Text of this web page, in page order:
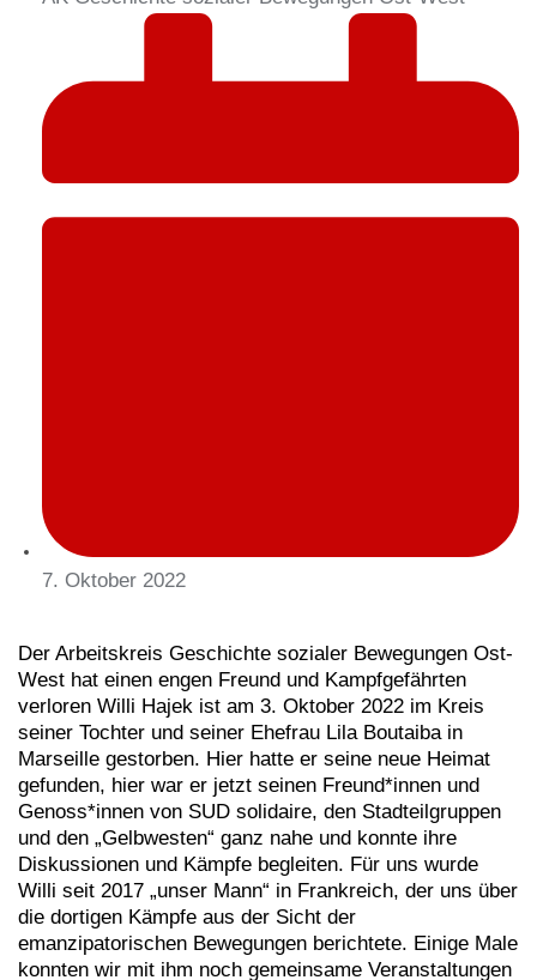
7. Oktober 2022
Der Arbeitskreis Geschichte sozialer Bewegungen Ost-
West hat einen engen Freund und Kampfgefährten
verloren Willi Hajek ist am 3. Oktober 2022 im Kreis
seiner Tochter und seiner Ehefrau Lila Boutaiba in
Marseille gestorben. Hier hatte er seine neue Heimat
gefunden, hier war er jetzt seinen Freund*innen und
Genoss*innen von SUD solidaire, den Stadteilgruppen
und den „Gelbwesten“ ganz nahe und konnte ihre
Diskussionen und Kämpfe begleiten. Für uns wurde
Willi seit 2017 „unser Mann“ in Frankreich, der uns über
die dortigen Kämpfe aus der Sicht der
emanzipatorischen Bewegungen berichtete. Einige Male
konnten wir mit ihm noch gemeinsame Veranstaltungen